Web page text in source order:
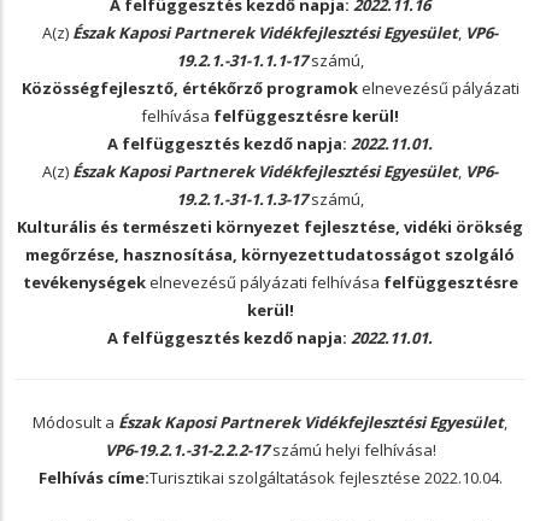
A felfüggesztés kezdő napja: 2022.11.16
A(z) Észak Kaposi Partnerek Vidékfejlesztési Egyesület, VP6-
19.2.1.-31-1.1.1-17számú,
Közösségfejlesztő, értékőrző programokelnevezésű pályázati
felhívása felfüggesztésre kerül!
A felfüggesztés kezdő napja: 2022.11.01.
A(z) Észak Kaposi Partnerek Vidékfejlesztési Egyesület, VP6-
19.2.1.-31-1.1.3-17számú,
Kulturális és természeti környezet fejlesztése, vidéki örökség
megőrzése, hasznosítása, környezettudatosságot szolgáló
tevékenységekelnevezésű pályázati felhívása felfüggesztésre
kerül!
A felfüggesztés kezdő napja: 2022.11.01.
Módosult a Észak Kaposi Partnerek Vidékfejlesztési Egyesület,
VP6-19.2.1.-31-2.2.2-17számú helyi felhívása!
Felhívás címe:Turisztikai szolgáltatások fejlesztése 2022.10.04.